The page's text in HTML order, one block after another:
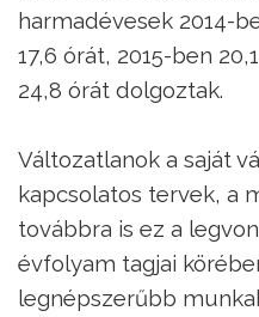
harmadévesek 2014-
17,6 órát, 2015-ben
24,8 órát dolgoztak.
Változatlanok a saját
kapcsolatos tervek, a
továbbra is ez a
évfolyam tagjai
legnépszerűbb